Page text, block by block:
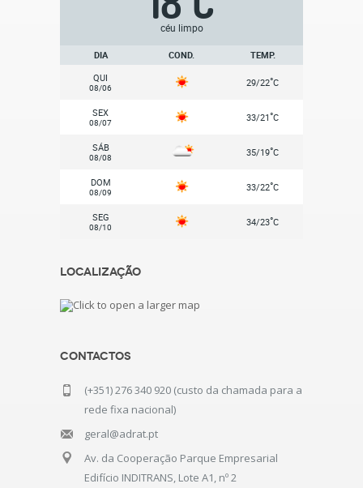
céu limpo
DIA COND.
TEMP.
QUI
08/06 29/22°C
SEX
08/07 33/21°C
SÁB
08/08 35/19°C
DOM
08/09 33/22°C
SEG
08/10 34/23°C
Localização
Contactos
(+351) 276 340 920 (custo da chamada para a
rede fixa nacional)
geral@adrat.pt
Av. da Cooperação Parque Empresarial
Edifício INDITRANS, Lote A1, nº 2